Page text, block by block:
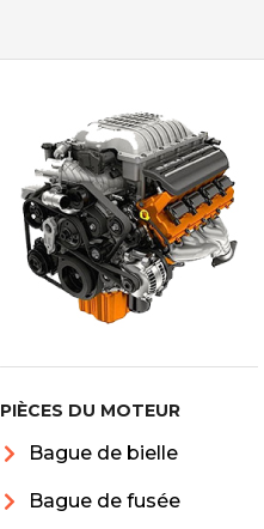
PIÈCES DU MOTEUR
Bague de bielle
Bague de fusée